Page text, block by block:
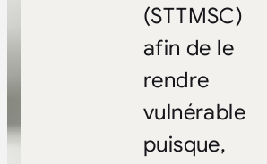
(STTMSC)
afin de le
rendre
vulnérable
puisque,